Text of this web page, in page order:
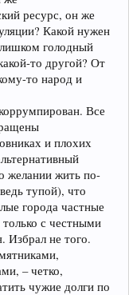
ресурс, он же
Какой нужен
голодный
то другой? От
то народ и
Все
и плохих
желании жить по-
тупой), что
города частные
с честными
Избрал не того.
– четко,
чужие долги по